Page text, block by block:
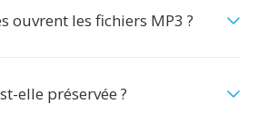
ouvrent les fichiers MP3 ?
elle préservée ?